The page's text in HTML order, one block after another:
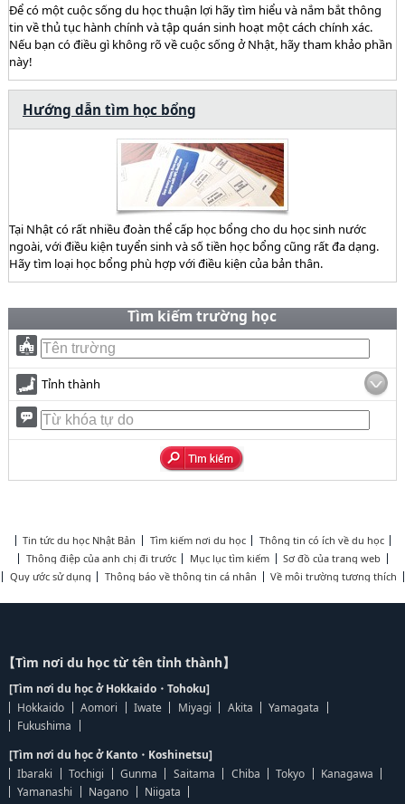
Để có một cuộc sống du học thuận lợi hãy tìm hiểu và nắm bắt thông
tin về thủ tục hành chính và tập quán sinh hoạt một cách chính xác.
Nếu bạn có điều gì không rõ về cuộc sống ở Nhật, hãy tham khảo phần
này!
Hướng dẫn tìm học bổng
Tại Nhật có rất nhiều đoàn thể cấp học bổng cho du học sinh nước
ngoài, với điều kiện tuyển sinh và số tiền học bổng cũng rất đa dạng.
Hãy tìm loại học bổng phù hợp với điều kiện của bản thân.
Tìm kiếm trường học
Tỉnh thành
Tin tức du học Nhật Bản Tìm kiếm nơi du học
Thông tin có ích về du học
Thông điệp của anh chị đi trước
Mục lục tìm kiếm
Sơ đồ của trang web
Quy ước sử dụng
Thông báo về thông tin cá nhân Về môi trường tương thích
【Tìm nơi du học từ tên tỉnh thành】
[Tìm nơi du học ở Hokkaido・Tohoku]
Hokkaido
Aomori Iwate Miyagi Akita
Yamagata
Fukushima
[Tìm nơi du học ở Kanto・Koshinetsu]
Ibaraki
Tochigi Gunma Saitama Chiba Tokyo
Kanagawa
Yamanashi
Nagano
Niigata